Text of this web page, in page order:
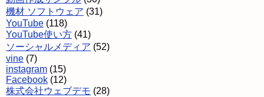
機材 ソフトウェア (31)
YouTube (118)
YouTube使い方 (41)
ソーシャルメディア (52)
vine (7)
instagram (15)
Facebook (12)
株式会社ウェブデモ (28)